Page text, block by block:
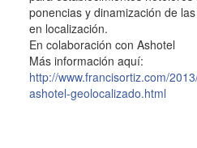
ponencias y dinamización de
en localización.
En colaboración con Ashotel
Más información aquí:
http://www.francisortiz.com/
ashotel-geolocalizado.html